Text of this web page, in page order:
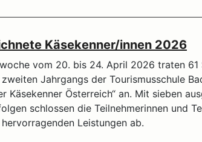
Käsekenner/innen 2026
vom 20. bis 24. April 2026 traten 61
Jahrgangs der Tourismusschule
Käsekenner Österreich“ an. Mit sieben
schlossen die Teilnehmerinnen und
Leistungen ab.